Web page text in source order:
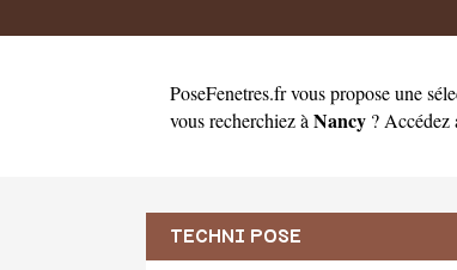
PoseFenetres.frvous propose une
vous recherchiez à Nancy ? Accédez
TECHNI POSE